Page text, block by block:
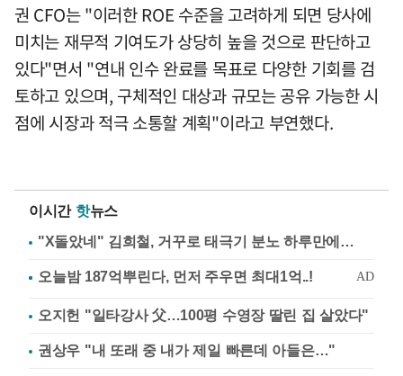
권 CFO는 "이러한 ROE 수준을 고려하게 되면 당사에
미치는 재무적 기여도가 상당히 높을 것으로 판단하고
있다"면서 "연내 인수 완료를 목표로 다양한 기회를 검
토하고 있으며, 구체적인 대상과 규모는 공유 가능한 시
점에 시장과 적극 소통할 계획"이라고 부연했다.
이시간 핫뉴스
"X돌았네" 김희철, 거꾸로 태극기 분노 하루만에…
오지헌 "일타강사 父…100평 수영장 딸린 집 살았다"
권상우 "내 또래 중 내가 제일 빠른데 아들은…"